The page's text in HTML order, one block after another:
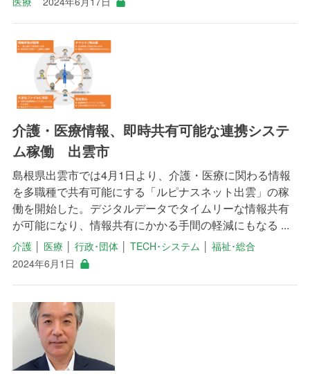
介護・医療情報、即時共有可能な連携システ
ム稼働 出雲市
島根県出雲市では4月1日より、介護・医療に関わる情報
を多職種で共有可能にする「ルピナスネット出雲」の稼
働を開始した。デジタルデータでタイムリーな情報共有
が可能になり、情報共有にかかる手間の軽減にもなる ...
介護│ 医療 行政･団体│ TECH･システム
福祉･総合
2024年6月1日